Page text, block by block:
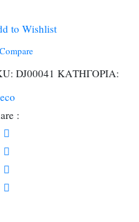
to Wishlist
Compare
DJ00041 ΚΑΤΗΓΟΡΙΑ:
: